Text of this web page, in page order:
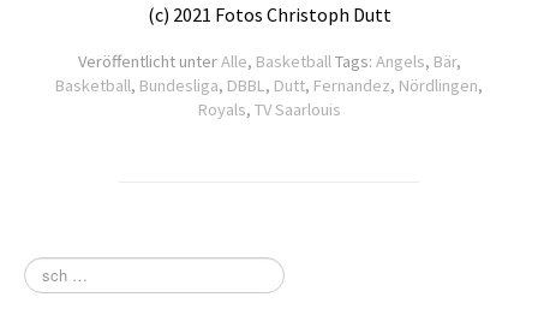
(c) 2021 Fotos Christoph Dutt
Veröffentlicht unterAlle, BasketballTags: Angels, Bär,
Basketball, Bundesliga, DBBL, Dutt, Fernandez, Nördlingen,
Royals, TV Saarlouis